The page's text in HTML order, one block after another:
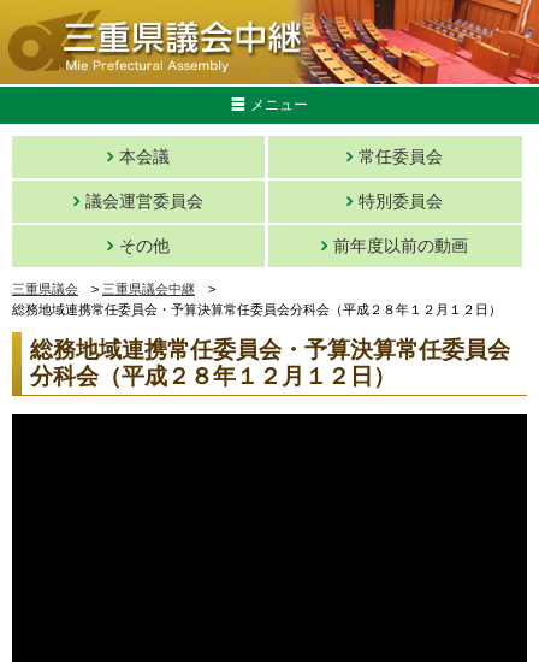
メニュー
本会議 常任委員会
議会運営委員会 特別委員会
その他 前年度以前の動画
三重県議会 > 三重県議会中継 >
総務地域連携常任委員会・予算決算常任委員会分科会（平成２８年１２月１２日）
総務地域連携常任委員会・予算決算常任委員会
分科会（平成２８年１２月１２日）